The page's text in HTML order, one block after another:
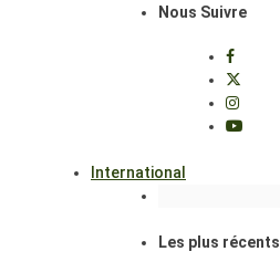
Nous Suivre
International
Les plus récents